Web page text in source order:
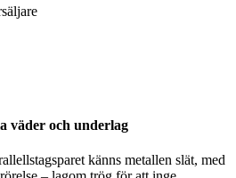
väder och underlag
känns metallen slät, med